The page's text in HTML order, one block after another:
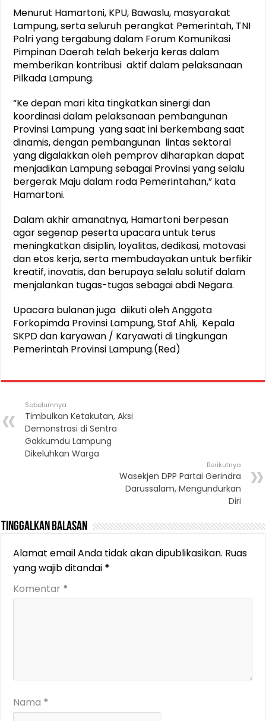
Menurut Hamartoni, KPU, Bawaslu, masyarakat
Lampung, serta seluruh perangkat Pemerintah, TNI
Polri yang tergabung dalam Forum Komunikasi
Pimpinan Daerah telah bekerja keras dalam
memberikan kontribusi aktif dalam pelaksanaan
Pilkada Lampung.
“Ke depan mari kita tingkatkan sinergi dan
koordinasi dalam pelaksanaan pembangunan
Provinsi Lampung yang saat ini berkembang saat
dinamis, dengan pembangunan lintas sektoral
yang digalakkan oleh pemprov diharapkan dapat
menjadikan Lampung sebagai Provinsi yang selalu
bergerak Maju dalam roda Pemerintahan,” kata
Hamartoni.
Dalam akhir amanatnya, Hamartoni berpesan
agar segenap peserta upacara untuk terus
meningkatkan disiplin, loyalitas, dedikasi, motovasi
dan etos kerja, serta membudayakan untuk berfikir
kreatif, inovatis, dan berupaya selalu solutif dalam
menjalankan tugas-tugas sebagai abdi Negara.
Upacara bulanan juga diikuti oleh Anggota
Forkopimda Provinsi Lampung, Staf Ahli, Kepala
SKPD dan karyawan / Karyawati di Lingkungan
Pemerintah Provinsi Lampung.(Red)
Sebelumnya
Timbulkan Ketakutan, Aksi
Demonstrasi di Sentra
Gakkumdu Lampung
Dikeluhkan Warga
Berikutnya
Wasekjen DPP Partai Gerindra
Darussalam, Mengundurkan
Diri
Tinggalkan Balasan
Alamat email Anda tidak akan dipublikasikan. Ruas
yang wajib ditandai *
Komentar *
Nama *